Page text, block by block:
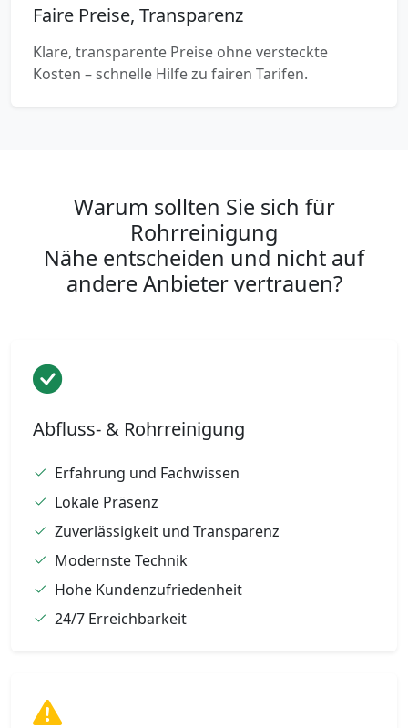
Faire Preise, Transparenz
Klare, transparente Preise ohne versteckte
Kosten – schnelle Hilfe zu fairen Tarifen.
Warum sollten Sie sich für
Rohrreinigung
Nähe entscheiden und nicht auf
andere Anbieter vertrauen?
Abfluss- & Rohrreinigung
Erfahrung und Fachwissen
Lokale Präsenz
Zuverlässigkeit und Transparenz
Modernste Technik
Hohe Kundenzufriedenheit
24/7 Erreichbarkeit